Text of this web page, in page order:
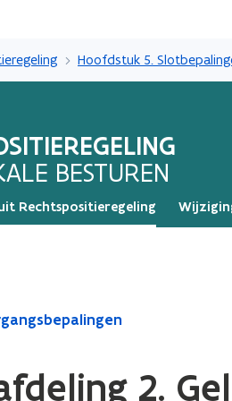
Hoofdstuk 5.
BESTUREN
Rechtspositieregeling
2.